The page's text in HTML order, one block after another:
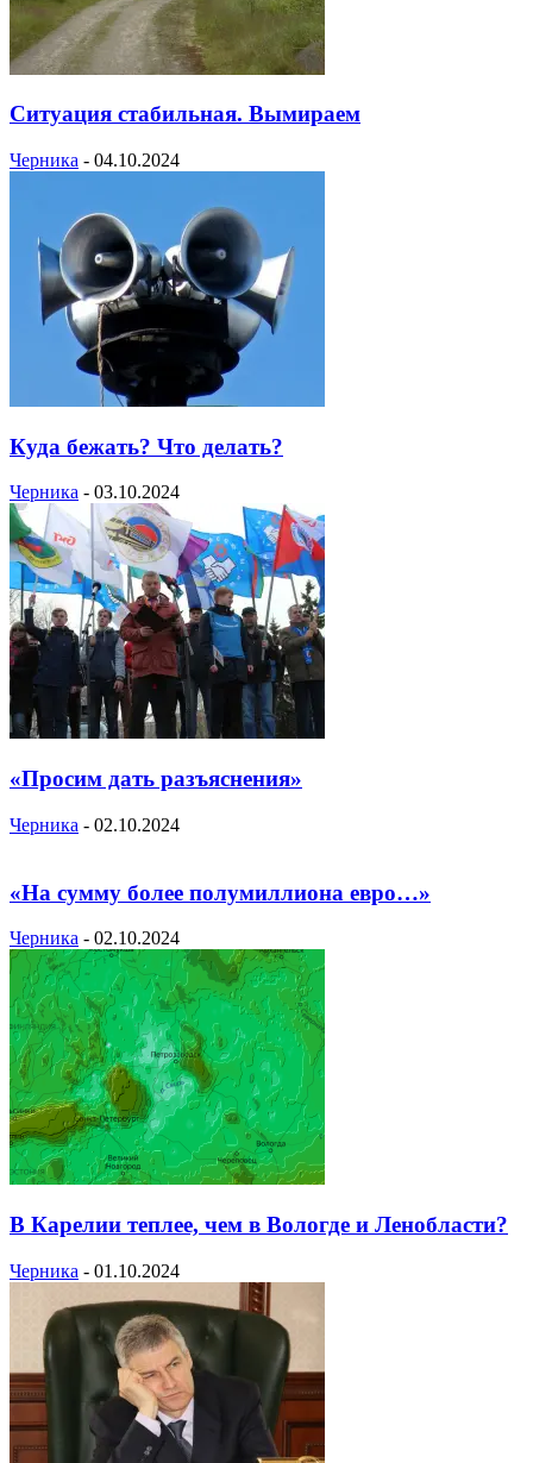
Ситуация стабильная. Вымираем
Черника - 04.10.2024
Куда бежать? Что делать?
Черника - 03.10.2024
«Просим дать разъяснения»
Черника - 02.10.2024
«На сумму более полумиллиона евро…»
Черника - 02.10.2024
В Карелии теплее, чем в Вологде и Ленобласти?
Черника - 01.10.2024